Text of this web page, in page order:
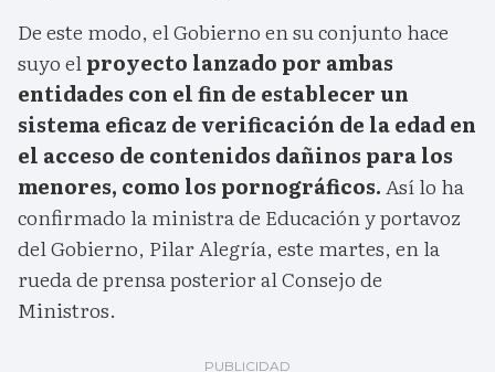
De este modo, el Gobierno en su conjunto hace
suyo elproyecto lanzado por ambas
entidades con el fin de establecer un
sistema eficaz de verificación de la edad en
el acceso de contenidos dañinos para los
menores, como los pornográficos.Así lo ha
confirmado la ministra de Educación y portavoz
del Gobierno, Pilar Alegría, este martes, en la
rueda de prensa posterior al Consejo de
Ministros.